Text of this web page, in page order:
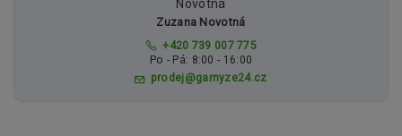
Zuzana Novotná
+420 739 007 775
Po - Pá: 8:00 - 16:00
prodej@garnyze24.cz